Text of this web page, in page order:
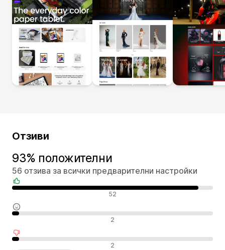
Отзиви
93% положителни
56 отзива за всички предварителни настройки
Положителни отзиви 52
Неутрални отзиви 2
Отрицателни отзиви 2